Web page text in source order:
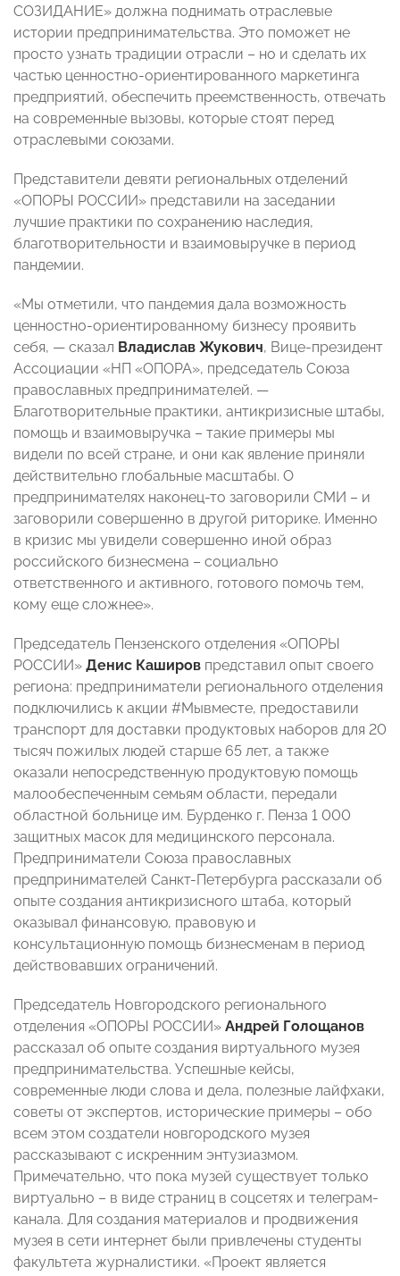
СОЗИДАНИЕ» должна поднимать отраслевые
истории предпринимательства. Это поможет не
просто узнать традиции отрасли – но и сделать их
частью ценностно-ориентированного маркетинга
предприятий, обеспечить преемственность, отвечать
на современные вызовы, которые стоят перед
отраслевыми союзами.
Представители девяти региональных отделений
«ОПОРЫ РОССИИ» представили на заседании
лучшие практики по сохранению наследия,
благотворительности и взаимовыручке в период
пандемии.
«Мы отметили, что пандемия дала возможность
ценностно-ориентированному бизнесу проявить
себя, — сказал Владислав Жукович, Вице-президент
Ассоциации «НП «ОПОРА», председатель Союза
православных предпринимателей. —
Благотворительные практики, антикризисные штабы,
помощь и взаимовыручка – такие примеры мы
видели по всей стране, и они как явление приняли
действительно глобальные масштабы. О
предпринимателях наконец-то заговорили СМИ – и
заговорили совершенно в другой риторике. Именно
в кризис мы увидели совершенно иной образ
российского бизнесмена – социально
ответственного и активного, готового помочь тем,
кому еще сложнее».
Председатель Пензенского отделения «ОПОРЫ
РОССИИ» Денис Каширов представил опыт своего
региона: предприниматели регионального отделения
подключились к акции #Мывместе, предоставили
транспорт для доставки продуктовых наборов для 20
тысяч пожилых людей старше 65 лет, а также
оказали непосредственную продуктовую помощь
малообеспеченным семьям области, передали
областной больнице им. Бурденко г. Пенза 1 000
защитных масок для медицинского персонала.
Предприниматели Союза православных
предпринимателей Санкт-Петербурга рассказали об
опыте создания антикризисного штаба, который
оказывал финансовую, правовую и
консультационную помощь бизнесменам в период
действовавших ограничений.
Председатель Новгородского регионального
отделения «ОПОРЫ РОССИИ» Андрей Голощанов
рассказал об опыте создания виртуального музея
предпринимательства. Успешные кейсы,
современные люди слова и дела, полезные лайфхаки,
советы от экспертов, исторические примеры – обо
всем этом создатели новгородского музея
рассказывают с искренним энтузиазмом.
Примечательно, что пока музей существует только
виртуально – в виде страниц в соцсетях и телеграм-
канала. Для создания материалов и продвижения
музея в сети интернет были привлечены студенты
факультета журналистики. «Проект является